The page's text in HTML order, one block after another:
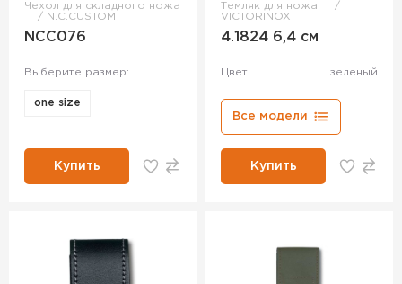
Чехол для складного ножа
N.C.CUSTOM
NCC076
Выберите размер:
one size
Купить
Темляк для ножа
VICTORINOX
4.1824 6,4 см
Цвет зеленый
Все модели
Купить